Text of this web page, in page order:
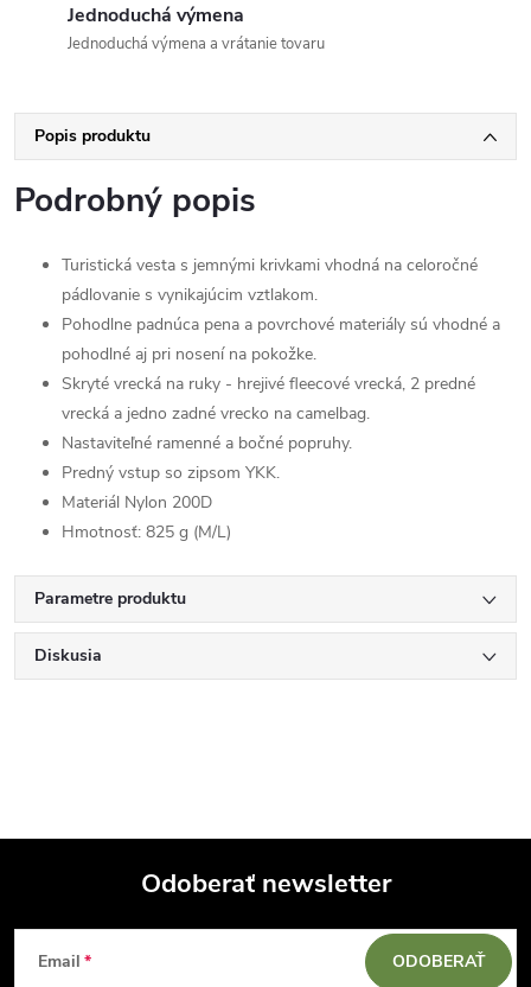
Jednoduchá výmena
Jednoduchá výmena a vrátanie tovaru
Popis produktu
Podrobný popis
Turistická vesta s jemnými krivkami vhodná na celoročné
pádlovanie s vynikajúcim vztlakom.
Pohodlne padnúca pena a povrchové materiály sú vhodné a
pohodlné aj pri nosení na pokožke.
Skryté vrecká na ruky - hrejivé fleecové vrecká, 2 predné
vrecká a jedno zadné vrecko na camelbag.
Nastaviteľné ramenné a bočné popruhy.
Predný vstup so zipsom YKK.
Materiál Nylon 200D
Hmotnosť: 825 g (M/L)
Parametre produktu
Diskusia
Z
Odoberať newsletter
Email ODOBERAŤ